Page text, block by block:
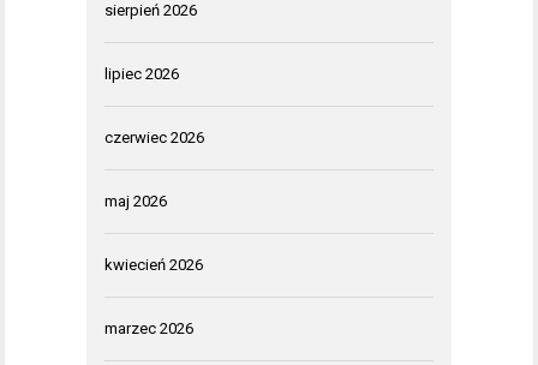
sierpień 2026
lipiec 2026
czerwiec 2026
maj 2026
kwiecień 2026
marzec 2026